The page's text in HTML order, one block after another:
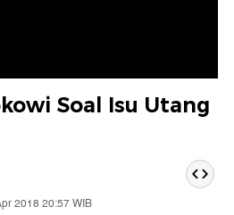
Soal Isu Utang
2018 20:57 WIB